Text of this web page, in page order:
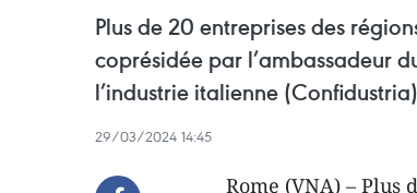
Plus de 20 entreprises des
coprésidée par l’ambassadeur
l’industrie italienne
29/03/2024 14:45
Rome (VNA) – Plus